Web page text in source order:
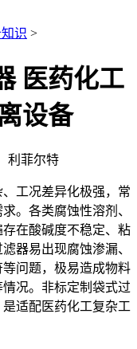
识 >
医药化工
设备
利菲尔特
工况差异化极强，常
。各类腐蚀性溶剂、
在酸碱度不稳定、粘
器易出现腐蚀渗漏、
问题，极易造成物料
况。非标定制袋式过
适配医药化工复杂工